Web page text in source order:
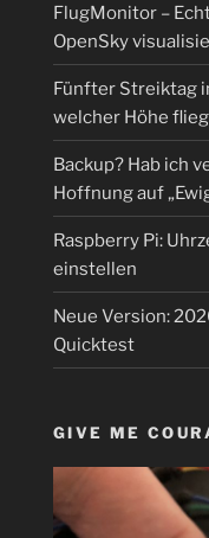
FlugMonitor –
OpenSky
Fünfter Streiktag
welcher Höhe
Backup? Hab ich
Hoffnung auf
Raspberry Pi:
einstellen
Neue Version:
Quicktest
GIVE ME